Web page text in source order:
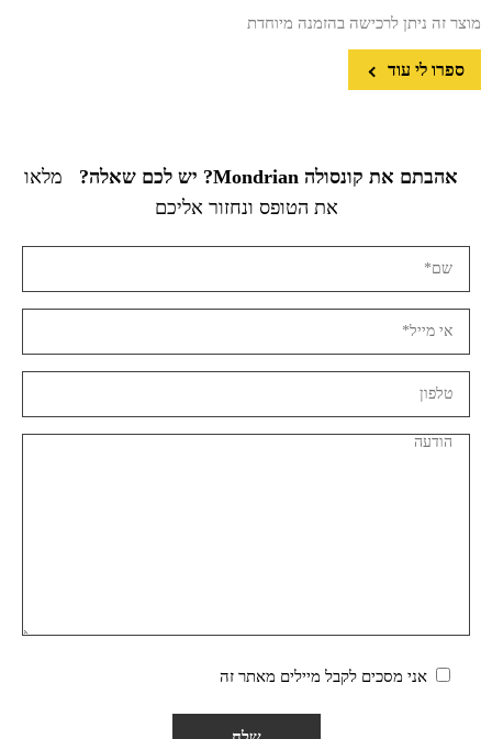
מוצר זה ניתן לרכישה בהזמנה מיוחדת
ספרו לי עוד
אהבתם את קונסולה Mondrian? יש לכם שאלה?
מלאו
את הטופס ונחזור אליכם
אני מסכים לקבל מיילים מאתר זה